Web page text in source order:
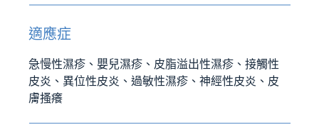
的
果
適應症
急慢性濕疹、嬰兒濕疹、皮脂溢出性濕疹、接觸性
皮炎、異位性皮炎、過敏性濕疹、神經性皮炎、皮
膚搔癢